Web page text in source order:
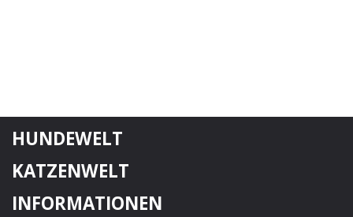
HUNDEWELT
KATZENWELT
INFORMATIONEN